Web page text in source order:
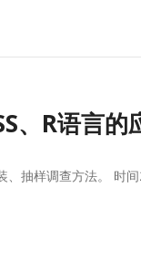
、R语言的
、抽样调查方法。 时